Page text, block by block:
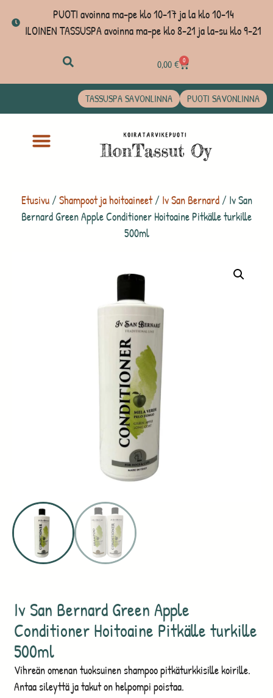
PUOTI avoinna ma-pe klo 10-17 ja la klo 10-14
ILOINEN TASSUSPA avoinna ma-pe klo 8-21 ja la-su klo 9-21
0,00€ 0
TASSUSPA SAVONLINNA PUOTI SAVONLINNA
Etusivu/Shampoot ja hoitoaineet/ Iv San Bernard/ Iv San
Bernard Green Apple Conditioner Hoitoaine Pitkälle turkille
500ml
Iv San Bernard Green Apple
Conditioner Hoitoaine Pitkälle turkille
500ml
Vihreän omenan tuoksuinen shampoo pitkäturkkisille koirille.
Antaa sileyttä ja takut on helpompi poistaa.